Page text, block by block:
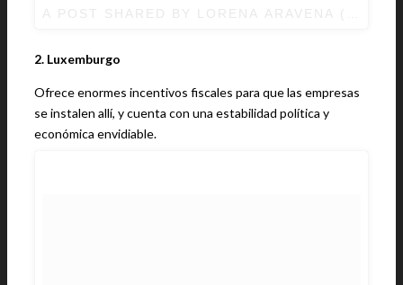
2. Luxemburgo
Ofrece enormes incentivos fiscales para que las empresas
se instalen allí, y cuenta con una estabilidad política y
económica envidiable.